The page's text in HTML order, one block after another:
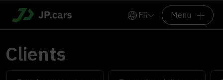
FR Menu
Clients